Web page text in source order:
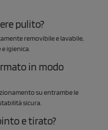
pulito?
removibile e lavabile,
igienica.
in modo
su entrambe le
sicura.
e tirato?